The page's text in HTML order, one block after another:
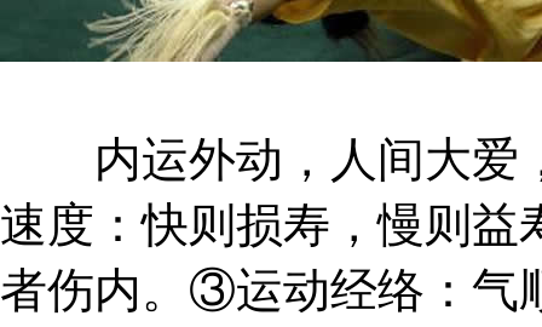
内运外动，人间大爱
速度：快则损寿，慢则
者伤内。③运动经络：气